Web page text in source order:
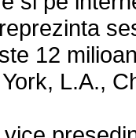
12
L.A.,